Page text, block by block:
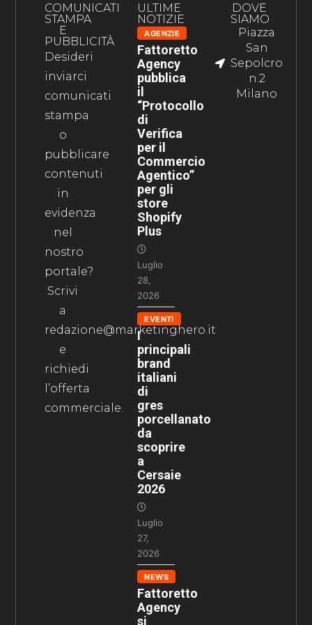
COMUNICATI
STAMPA
E
PUBBLICITÀ
Desideri
inviarci
comunicati
stampa
o
pubblicare
contenuti
in
evidenza
nel
nostro
portale?
Scrivi
a
redazione@marketinghero.it
e
richiedi
l’offerta
commerciale.
ULTIME
NOTIZIE
AGENZIE
Fattoretto
Agency
pubblica
il
“Protocollo
di
Verifica
per il
Commercio
Agentico”
per gli
store
Shopify
Plus
Luglio
28,
2026
EVENTI
I
principali
brand
italiani
di
gres
porcellanato
da
scoprire
a
Cersaie
2026
Luglio
27,
2026
NEWS
Fattoretto
Agency
si
DOVE
SIAMO
Piazza
San
Sepolcro
n.2
Milano